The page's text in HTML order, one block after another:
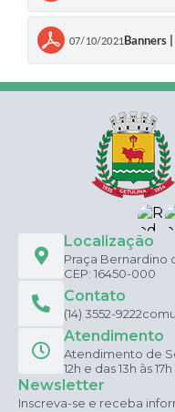
07/10/2021 Banners
Localização
Praça Bernardino
CEP: 16450-000
Contato
(14) 3552-9222
Atendimento
Atendimento de
12h e das 13h às 17h
Newsletter
Inscreva-se e receba